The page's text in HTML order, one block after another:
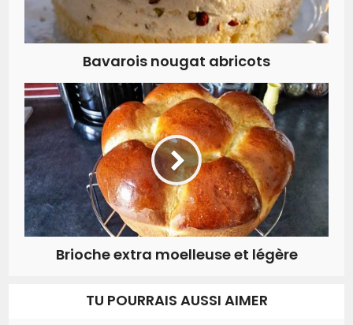
Bavarois nougat abricots
Brioche extra moelleuse et légère
TU POURRAIS AUSSI AIMER